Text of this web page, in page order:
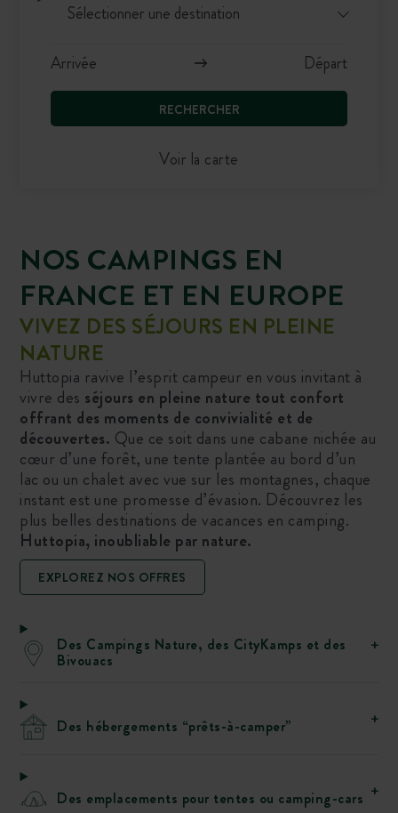
RECHERCHER
Voir la carte
NOS CAMPINGS EN
FRANCE ET EN EUROPE
VIVEZ DES SÉJOURS EN PLEINE
NATURE
Huttopia ravive l’esprit campeur en vous invitant à
vivre des séjours en pleine nature tout confort
offrant des moments de convivialité et de
découvertes. Que ce soit dans une cabane nichée au
cœur d’une forêt, une tente plantée au bord d’un
lac ou un chalet avec vue sur les montagnes, chaque
instant est une promesse d’évasion. Découvrez les
plus belles destinations de vacances en camping.
Huttopia, inoubliable par nature.
EXPLOREZ NOS OFFRES
Des Campings Nature, des CityKamps et des
Bivouacs
Des hébergements “prêts-à-camper”
Des emplacements pour tentes ou camping-cars